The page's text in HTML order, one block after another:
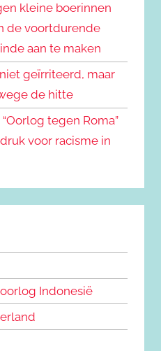
kleine boerinnen
de voortdurende
aan te maken
geïrriteerd, maar
de hitte
tegen Roma”
voor racisme in
Indonesië